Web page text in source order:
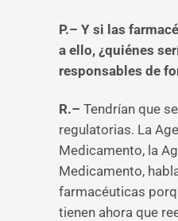
P.– Y si las
a ello, ¿quiénes
responsables de
R.– Tendrían que
regulatorias. La
Medicamento, la
Medicamento,
farmacéuticas
tienen ahora que